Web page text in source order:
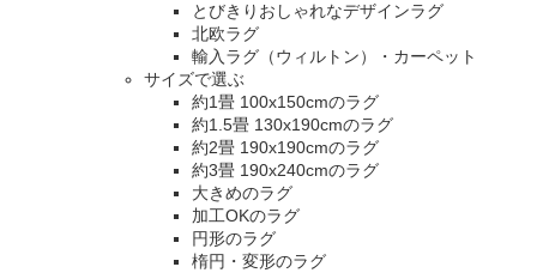
とびきりおしゃれなデザインラグ
北欧ラグ
輸入ラグ（ウィルトン）・カーペット
サイズで選ぶ
約1畳 100x150cmのラグ
約1.5畳 130x190cmのラグ
約2畳 190x190cmのラグ
約3畳 190x240cmのラグ
大きめのラグ
加工OKのラグ
円形のラグ
楕円・変形のラグ